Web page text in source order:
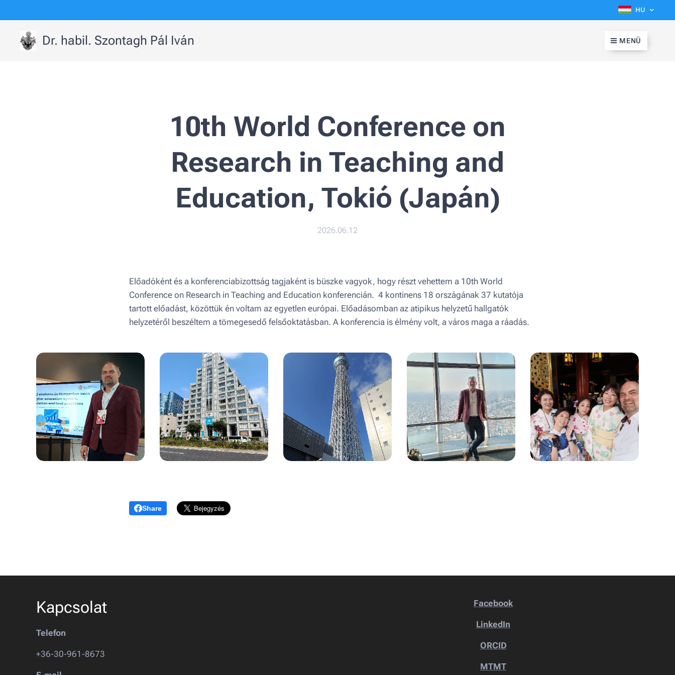
HU
Dr. habil. Szontagh Pál Iván MENÜ
10th World Conference on
Research in Teaching and
Education, Tokió (Japán)
2026.06.12
Előadóként és a konferenciabizottság tagjaként is büszke vagyok, hogy részt vehettem a 10th World
Conference on Research in Teaching and Education konferencián. 4 kontinens 18 országának 37 kutatója
tartott előadást, közöttük én voltam az egyetlen európai. Előadásomban az atipikus helyzetű hallgatók
helyzetéről beszéltem a tömegesedő felsőoktatásban. A konferencia is élmény volt, a város maga a ráadás.
Share
Kapcsolat
Telefon
+36-30-961-8673
Facebook
LinkedIn
ORCID
MTMT